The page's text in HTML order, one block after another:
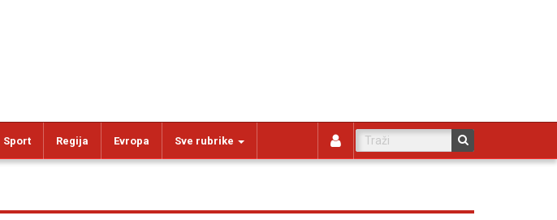
Sport Regija Evropa Sve rubrike